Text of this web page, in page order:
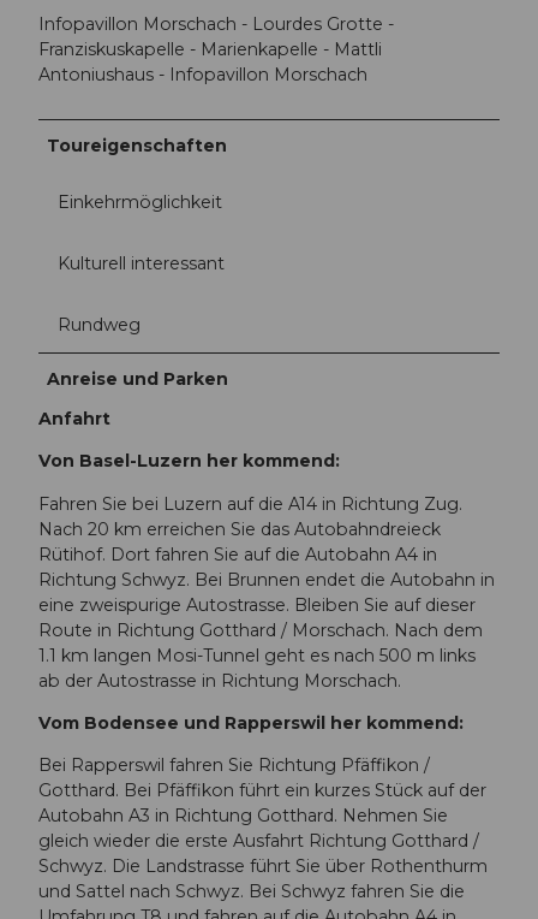
Infopavillon Morschach - Lourdes Grotte -
Franziskuskapelle - Marienkapelle - Mattli
Antoniushaus - Infopavillon Morschach
Toureigenschaften
Einkehrmöglichkeit
Kulturell interessant
Rundweg
Anreise und Parken
Anfahrt
Von Basel-Luzern her kommend:
Fahren Sie bei Luzern auf die A14 in Richtung Zug.
Nach 20 km erreichen Sie das Autobahndreieck
Rütihof. Dort fahren Sie auf die Autobahn A4 in
Richtung Schwyz. Bei Brunnen endet die Autobahn in
eine zweispurige Autostrasse. Bleiben Sie auf dieser
Route in Richtung Gotthard / Morschach. Nach dem
1.1 km langen Mosi-Tunnel geht es nach 500 m links
ab der Autostrasse in Richtung Morschach.
Vom Bodensee und Rapperswil her kommend:
Bei Rapperswil fahren Sie Richtung Pfäffikon /
Gotthard. Bei Pfäffikon führt ein kurzes Stück auf der
Autobahn A3 in Richtung Gotthard. Nehmen Sie
gleich wieder die erste Ausfahrt Richtung Gotthard /
Schwyz. Die Landstrasse führt Sie über Rothenthurm
und Sattel nach Schwyz. Bei Schwyz fahren Sie die